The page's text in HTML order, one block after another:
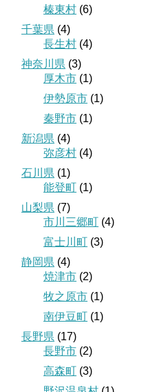
榛東村 (6)
千葉県 (4)
長生村 (4)
神奈川県 (3)
厚木市 (1)
伊勢原市 (1)
秦野市 (1)
新潟県 (4)
弥彦村 (4)
石川県 (1)
能登町 (1)
山梨県 (7)
市川三郷町 (4)
富士川町 (3)
静岡県 (4)
焼津市 (2)
牧之原市 (1)
南伊豆町 (1)
長野県 (17)
長野市 (2)
高森町 (3)